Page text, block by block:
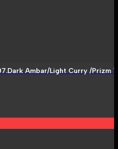
Ambar/Light Curry /Prizm